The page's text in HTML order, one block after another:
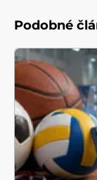
Podobné